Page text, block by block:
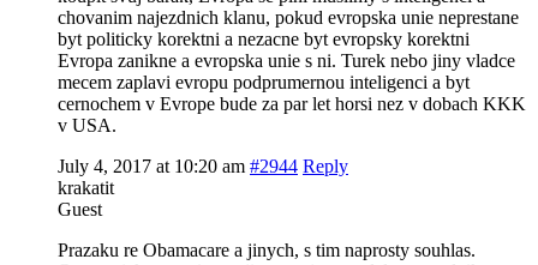
chovanim najezdnich klanu, pokud evropska unie neprestane
byt politicky korektni a nezacne byt evropsky korektni
Evropa zanikne a evropska unie s ni. Turek nebo jiny vladce
mecem zaplavi evropu podprumernou inteligenci a byt
cernochem v Evrope bude za par let horsi nez v dobach KKK
v USA.
July 4, 2017 at 10:20 am #2944 Reply
krakatit
Guest
Prazaku re Obamacare a jinych, s tim naprosty souhlas.